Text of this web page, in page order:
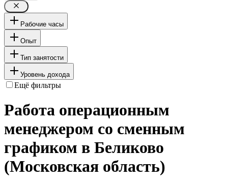
Рабочие часы
Опыт
Тип занятости
Уровень дохода
Ещё фильтры
Работа операционным
менеджером со сменным
графиком в Беликово
(Московская область)